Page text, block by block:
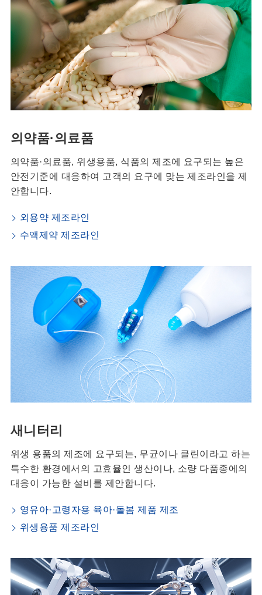
의약품·의료품
의약품·의료품, 위생용품, 식품의 제조에 요구되는 높은
안전기준에 대응하여 고객의 요구에 맞는 제조라인을 제
안합니다.
외용약 제조라인
수액제약 제조라인
새니터리
위생 용품의 제조에 요구되는, 무균이나 클린이라고 하는
특수한 환경에서의 고효율인 생산이나, 소량 다품종에의
대응이 가능한 설비를 제안합니다.
영유아·고령자용 육아·돌봄 제품 제조
위생용품 제조라인